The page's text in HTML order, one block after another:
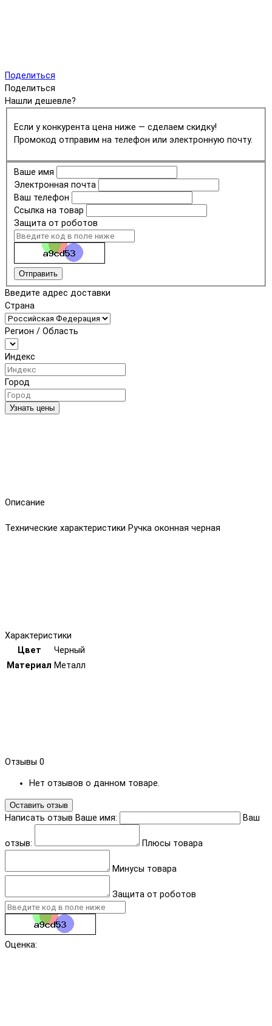
Поделиться
Поделиться
Нашли дешевле?
Если у конкурента цена ниже — сделаем скидку!
Промокод отправим на телефон или электронную почту.
Ваше имя
Электронная почта
Ваш телефон
Ссылка на товар
Защита от роботов
Отправить
Введите адрес доставки
Страна
Регион / Область
Индекс
Город
Узнать цены
Описание
Технические характеристики Ручка оконная черная
Характеристики
Цвет
Черный
Материал Металл
Отзывы 0
Нет отзывов о данном товаре.
Оставить отзыв
Написать отзыв Ваше имя: Ваш
отзыв: Плюсы товара
Минусы товара
Защита от роботов
Оценка: